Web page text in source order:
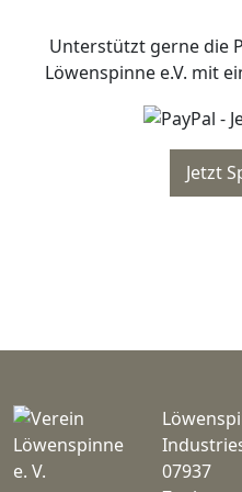
Unterstützt gerne die
Löwenspinne e.V. mit
07937